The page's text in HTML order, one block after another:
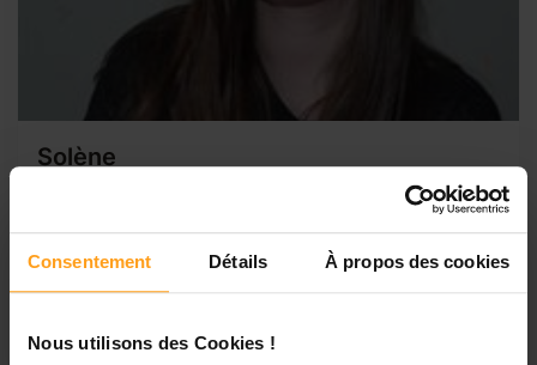
Consentement Détails À propos des cookies
Nous utilisons des Cookies !
Solène
Étudiante sérieuse pour garder des enfants
psychologie. Je recherche des familles qui souhaiteraient
faire garder leur(s) enfant(s), que ce soit la journée ou bien
seulement le matin ou le soir. Je suis coach de twirling